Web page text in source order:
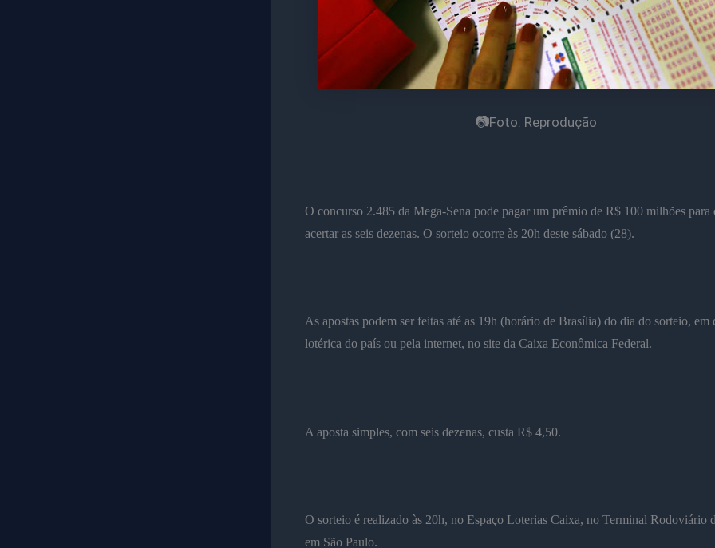
📷Foto: Reprodução
O concurso 2.485 da Mega-Sena pode pagar um prêmio de R$ 100 milhões para
acertar as seis dezenas. O sorteio ocorre às 20h deste sábado (28).
As apostas podem ser feitas até as 19h (horário de Brasília) do dia do sorteio, em
lotérica do país ou pela internet, no site da Caixa Econômica Federal.
A aposta simples, com seis dezenas, custa R$ 4,50.
O sorteio é realizado às 20h, no Espaço Loterias Caixa, no Terminal Rodoviário
em São Paulo.